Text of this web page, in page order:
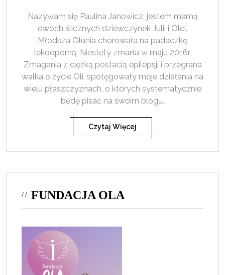
Nazywam się Paulina Janowicz, jestem mamą
dwóch ślicznych dziewczynek Julii i Olci.
Młodsza Olunia chorowała na padaczkę
lekooporną. Niestety zmarła w maju 2016r.
Zmagania z ciężką postacią epilepsji i przegrana
walka o życie Oli, spotęgowały moje działania na
wielu płaszczyznach, o których systematycznie
będę pisać na swoim blogu.
Czytaj Więcej
FUNDACJA OLA